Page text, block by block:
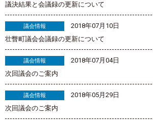
議決結果と会議録の更新について
議会情報
2018年07月10日
壮瞥町議会会議録の更新について
議会情報
2018年07月04日
次回議会のご案内
議会情報
2018年05月29日
次回議会のご案内